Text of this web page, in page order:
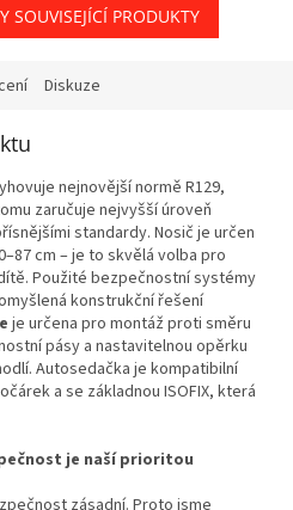
SOUVISEJÍCÍ PRODUKTY
Diskuze
nejnovější normě R129,
zaručuje nejvyšší úroveň
standardy. Nosič je určen
cm – je to skvělá volba pro
Použité bezpečnostní systémy
konstrukční řešení
je určena pro montáž proti směru
pásy a nastavitelnou opěrku
Autosedačka je kompatibilní
a se základnou ISOFIX, která
je naší prioritou